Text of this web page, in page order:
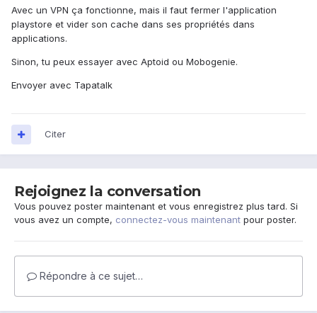
Avec un VPN ça fonctionne, mais il faut fermer l'application
playstore et vider son cache dans ses propriétés dans
applications.
Sinon, tu peux essayer avec Aptoid ou Mobogenie.
Envoyer avec Tapatalk
Citer
Rejoignez la conversation
Vous pouvez poster maintenant et vous enregistrez plus tard. Si
vous avez un compte, connectez-vous maintenant pour poster.
Répondre à ce sujet…